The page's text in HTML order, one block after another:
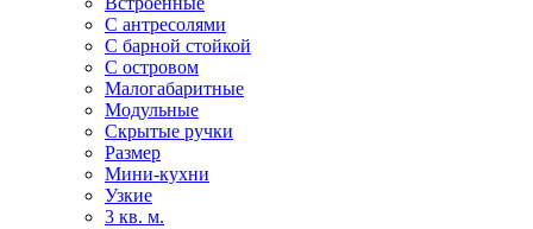
С антресолями
С барной стойкой
С островом
Малогабаритные
Модульные
Скрытые ручки
Размер
Мини-кухни
Узкие
3 кв. м.